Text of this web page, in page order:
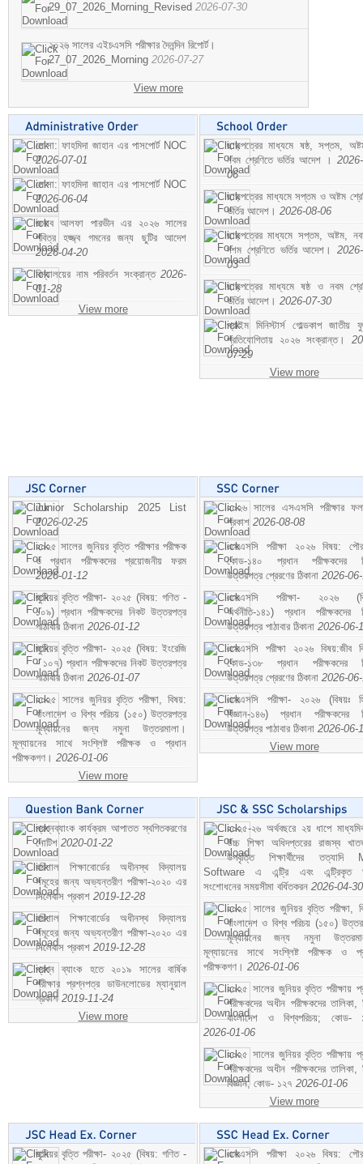
29_07_2026_Morning_Revised 2026-07-30
২০২৬ সালের এইচএসসি পরীক্ষার দৈনন্দিন রিপোর্ট।
27_07_2026_Morning 2026-07-27
View more
মোসা: ফাহমিদা জাহান এর পাসপোর্ট NOC
2026-07-01
মোসা: ফাহমিদা জাহান এর পাসপোর্ট NOC
2026-06-04
জনাব আলফা পারভীন এর ২০২৬ সালের
পবিত্র হজ্জ্ব গমনের জন্য ছুটির আদেশ
2026-04-20
বিদ্যালয়ের নাম পরিবর্তন সংক্রান্ত 2026-
01-28
View more
ছাড়পত্রের মাধ্যমে ষষ্ঠ, সপ্তম,
নবম শ্রেণিতে ভর্তির আদেশ ।
06
ছাড়পত্রের মাধ্যমে সপ্তম ও অষ্টম
ভর্তির আদেশ। 2026-08-06
ছাড়পত্রের মাধ্যমে সপ্তম, অষ্টম,
দশম শ্রেণিতে ভর্তির আদেশ।
03
ছাড়পত্রের মাধ্যমে ষষ্ঠ ও নবম
ভর্তির আদেশ। 2026-07-30
প্রাইম মিনিস্টার্স গোল্ডকাপ জাতীয়
প্রতিযোগিতায় ২০২৬ সংক্রান্ত।
07-29
View more
Junior Scholarship 2025 List
2026-02-25
২০২৫ সালের জুনিয়র বৃত্তি পরীক্ষার পরীক্ষক
ও প্রধান পরীক্ষকদের প্রয়োজনীয় ফরম
2026-01-12
জুনিয়র বৃত্তি পরীক্ষা- ২০২৫ (বিষয়: গণিত -
১০৯) প্রধান পরীক্ষকদের নিকট উত্তরপত্র
পাঠাবার ঠিকানা 2026-01-12
জুনিয়র বৃত্তি পরীক্ষা- ২০২৫ (বিষয়: ইংরেজি
- ১০৭) প্রধান পরীক্ষকদের নিকট উত্তরপত্র
পাঠাবার ঠিকানা 2026-01-07
২০২৫ সালের জুনিয়র বৃত্তি পরীক্ষা, বিষয়:
বাংলাদেশ ও বিশ্ব পরিচয় (১৫০) উত্তরপত্র
মূল্যায়নের জন্য নমুনা উত্তরমালা।
মূল্যায়নের সাথে সংশ্লিষ্ট পরীক্ষক ও প্রধান
পরীক্ষকগণ। 2026-01-06
View more
২০২৬ সালের এসএসসি পরীক্ষার
প্রকাশ 2026-08-08
এসএসসি পরীক্ষা ২০২৬ বিষয়:
কোড-১৪০ প্রধান পরীক্ষকদের
উত্তরপত্র প্রেরণের ঠিকানা 2026-
এসএসসি পরীক্ষা- ২০২৬
অর্থনীতি-১৪১) প্রধান পরীক্ষকদের
উত্তরপত্র পাঠাবার ঠিকানা 2026-06-
এসএসসি পরীক্ষা ২০২৬ বিষয়:জীব
কোড-১৩৮ প্রধান পরীক্ষকদের
উত্তরপত্র প্রেরণের ঠিকানা 2026-
এসএসসি পরীক্ষা- ২০২৬ (বিষয়ঃ
বিজ্ঞান-১৪৬) প্রধান পরীক্ষকদের
উত্তরপত্র পাঠাবার ঠিকানা 2026-06-
View more
প্রশ্নব্যাংক কার্যক্রম আপাতত স্থগিতকরণের
নোটিশ 2020-01-22
বরিশাল শিক্ষাবোর্ডের অধীনস্থ বিদ্যালয়
সমূহের জন্য অভ্যন্তরীণ পরীক্ষা-২০২০ এর
সিলেবাস প্রকাশ 2019-12-28
বরিশাল শিক্ষাবোর্ডের অধীনস্থ বিদ্যালয়
সমূহের জন্য অভ্যন্তরীণ পরীক্ষা-২০২০ এর
সিলেবাস প্রকাশ 2019-12-28
প্রশ্ন ব্যাংক হতে ২০১৯ সালের বার্ষিক
পরীক্ষার প্রশ্নপত্র ডাউনলোডের ম্যানুয়াল
প্রকাশ 2019-11-24
View more
২০২৫-২৬ অর্থবছরে ২য় ধাপে
উচ্চ শিক্ষা অধিদপ্তরের রাজস্ব
উপবৃত্তি শিক্ষার্থীদের তত্যাদি
Software এ এন্ট্রি এবং এন্ট্রিকৃত
সংশোধনের সময়সীমা বর্ধিতকরন 2026-04-30
২০২৫ সালের জুনিয়র বৃত্তি পরীক্ষা,
বাংলাদেশ ও বিশ্ব পরিচয় (১৫০)
মূল্যায়নের জন্য নমুনা
মূল্যায়নের সাথে সংশ্লিষ্ট পরীক্ষক ও
পরীক্ষকগণ। 2026-01-06
২০২৫ সালের জুনিয়র বৃত্তি পরীক্ষায়
পরীক্ষকদের অধীন পরীক্ষকদের তালিকা,
বাংলাদেশ ও বিশ্বপরিচয়; কোড-
2026-01-06
২০২৫ সালের জুনিয়র বৃত্তি পরীক্ষায়
পরীক্ষকদের অধীন পরীক্ষকদের তালিকা,
বিজ্ঞান; কোড- ১২৭ 2026-01-06
View more
জুনিয়র বৃত্তি পরীক্ষা- ২০২৫ (বিষয়: গণিত -
এসএসসি পরীক্ষা ২০২৬ বিষয়: